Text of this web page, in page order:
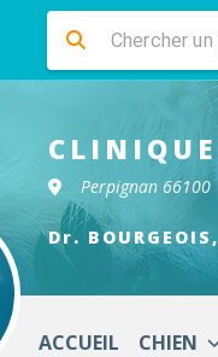
Perpignan 66100
Dr.
ACCUEIL CHIEN